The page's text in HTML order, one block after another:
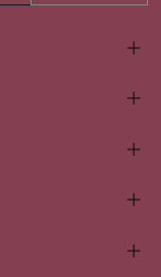
13:00 - 17:30